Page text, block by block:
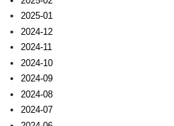
2025-01
2024-12
2024-11
2024-10
2024-09
2024-08
2024-07